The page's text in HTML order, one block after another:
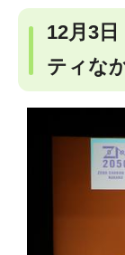
12月3
ティな